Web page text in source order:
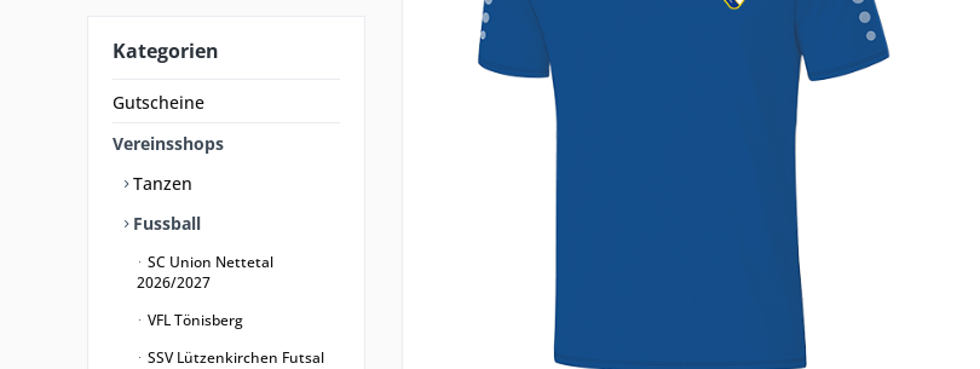
Kategorien
Gutscheine
Vereinsshops
Tanzen
Fussball
SC Union Nettetal
2026/2027
VFL Tönisberg
SSV Lützenkirchen Futsal